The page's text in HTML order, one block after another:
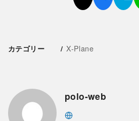
カテゴリー X-Plane
polo-web